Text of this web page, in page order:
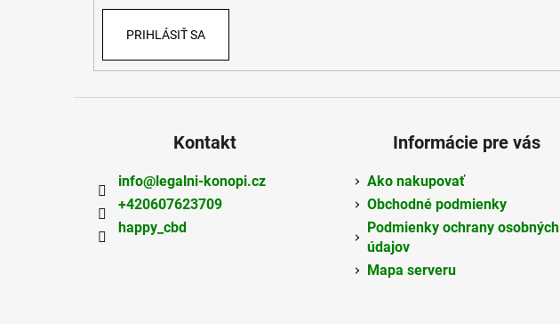
PRIHLÁSIŤ SA
Kontakt
info@legalni-konopi.cz
+420607623709
happy_cbd
Informácie pre vás
Ako nakupovať
Obchodné podmienky
Podmienky ochrany osobných
údajov
Mapa serveru